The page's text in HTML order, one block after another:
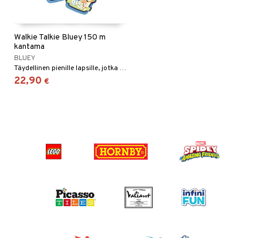
Walkie Talkie Bluey 150 m
kantama
BLUEY
Täydellinen pienille lapsille, jotka rakastavat tutkia ja leikkiä.
22,90 €